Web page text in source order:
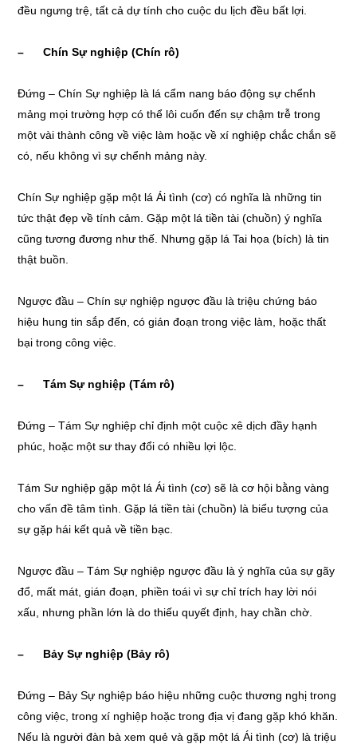
đều ngưng trệ, tất cả dự tính cho cuộc du lịch đều bất lợi.
– Chín Sự nghiệp (Chín rô)
Đứng – Chín Sự nghiệp là lá cẩm nang báo động sự chểnh
mảng mọi trường hợp có thể lôi cuốn đến sự chậm trễ trong
một vài thành công về việc làm hoặc về xí nghiệp chắc chắn sẽ
có, nếu không vì sự chểnh mảng này.
Chín Sự nghiệp gặp một lá Ái tình (cơ) có nghĩa là những tin
tức thật đẹp về tính cảm. Gặp một lá tiền tài (chuồn) ý nghĩa
cũng tương đương như thế. Nhưng gặp lá Tai họa (bích) là tin
thật buồn.
Ngược đầu – Chín sự nghiệp ngược đầu là triệu chứng báo
hiệu hung tin sắp đến, có gián đoạn trong việc làm, hoặc thất
bại trong công việc.
– Tám Sự nghiệp (Tám rô)
Đứng – Tám Sự nghiệp chỉ định một cuộc xê dịch đầy hạnh
phúc, hoặc một sư thay đổi có nhiều lợi lộc.
Tám Sư nghiệp gặp một lá Ái tình (cơ) sẽ là cơ hội bằng vàng
cho vấn đề tâm tình. Gặp lá tiền tài (chuồn) là biểu tượng của
sự gặp hái kết quả về tiền bạc.
Ngược đầu – Tám Sự nghiệp ngược đầu là ý nghĩa của sự gãy
đổ, mất mát, gián đoạn, phiền toái vì sự chỉ trích hay lời nói
xấu, nhưng phần lớn là do thiếu quyết định, hay chần chờ.
– Bảy Sự nghiệp (Bảy rô)
Đứng – Bảy Sự nghiệp báo hiệu những cuộc thương nghị trong
công việc, trong xí nghiệp hoặc trong địa vị đang gặp khó khăn.
Nếu là người đàn bà xem quẻ và gặp một lá Ái tình (cơ) là triệu